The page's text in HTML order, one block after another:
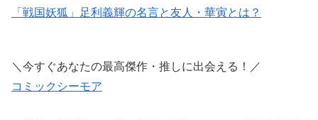
「戦国妖狐」足利義輝の名言と友人・華寅とは？
＼今すぐあなたの最高傑作・推しに出会える！／
コミックシーモア